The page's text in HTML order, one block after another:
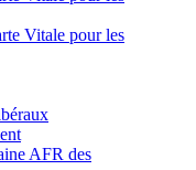
Vitale pour les
AFR des